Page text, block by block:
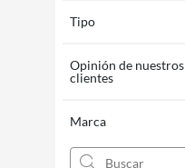
baldosas y piedras
molduras
Tipo
Opinión de nuestros
clientes
Marca